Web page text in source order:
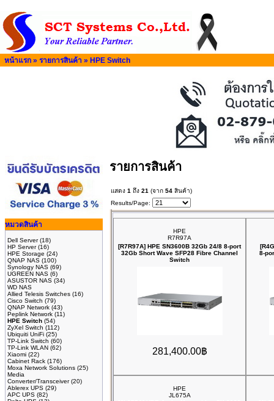
หน้าแรก » รายการสินค้า » HPE Switch
หมวดสินค้า
Dell Server(18)
HP Server(16)
HPE Storage (24)
QNAP NAS (100)
Synology NAS (69)
UGREEN NAS (6)
ASUSTOR NAS (34)
WD NAS
Allied Telesis Switches (16)
Cisco Switch (79)
QNAP Network (43)
Peplink Network (11)
HPE Switch (54)
ZyXel Switch (112)
Ubiquiti UniFi (25)
TP-Link Switch (60)
TP-Link WLAN (62)
Xiaomi (22)
Cabinet Rack (176)
Moxa Network Solutions (25)
Media
Converter/Transceiver(20)
Ablerex UPS (29)
APC UPS (82)
รายการสินค้า
แสดง 1 ถึง 21 (จาก 54 สินค้า)
Results/Page:
HPE
R7R97A
[R7R97A] HPE SN3600B 32Gb 24/8 8‑port
32Gb Short Wave SFP28 Fibre Channel
Switch
281,400.00฿
HPE
JL675A